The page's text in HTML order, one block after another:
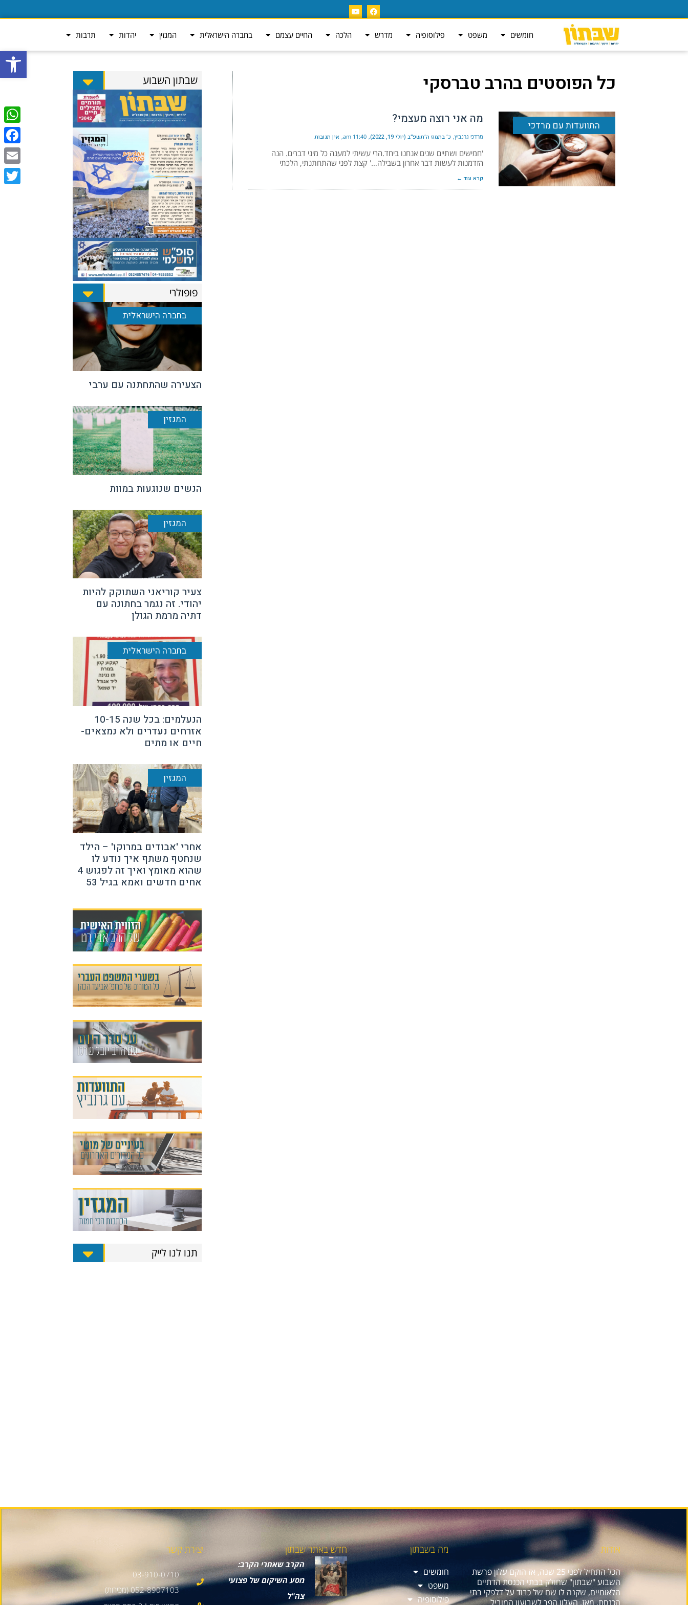
פתח
חומשים משפט פילוסופיה מדרש הלכה החיים עצמם בחברה הישראלית המגזין יהדות תרבות
כל הפוסטים בהרב טברסקי
התוועדות עם מרדכי מה אני רוצה מעצמי?
מרדכי גרנביץ כ׳ בתמוז ה׳תשפ״ב (יולי 19, 2022) 11:40 am אין תגובות
'חמישים ושתיים שנים אנחנו ביחד.הרי עשיתי למענה כל מיני דברים. הנה
הזדמנות לעשות דבר אחרון בשבילה…' קצת לפני שהתחתנתי, הלכתי
קרא עוד ←
שבתון השבוע
פופולרי
בחברה הישראלית
הצעירה שהתחתנה עם ערבי
המגזין
הנשים שנוגעות במוות
המגזין
צעיר קוריאני השתוקק להיות
יהודי. זה נגמר בחתונה עם
דתיה מרמת הגולן
בחברה הישראלית
הנעלמים: בכל שנה 10-15
אזרחים נעדרים ולא נמצאים-
חיים או מתים
המגזין
אחרי 'אבודים במרוקו' – הילד
שנחטף משתף איך נודע לו
שהוא מאומץ ואיך זה לפגוש 4
אחים חדשים ואמא בגיל 53
תנו לנו לייק
אודות
הכל התחיל לפני 25 שנה, אז הוקם עלון פרשת
השבוע "שבתון" שחולק בבתי הכנסת הדתיים
הלאומיים, שקנה לו שם של כבוד על דלפקי בתי
הכנסת. מאז, העלון הפך לשבועון המוביל
מה בשבתון
חומשים
משפט
פילוסופיה
חדש באתר שבתון
הקרב שאחרי הקרב:
מסע השיקום של פצועי
צה"ל
יצירת קשר
03-910-0710
052-8907103 (מכירות)
Email